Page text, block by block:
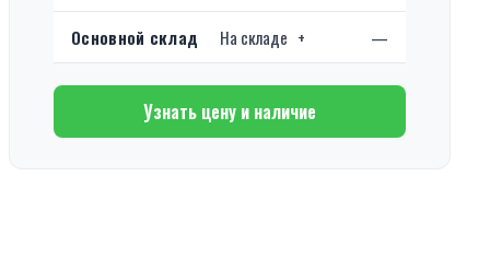
Основной склад На складе + —
Узнать цену и наличие